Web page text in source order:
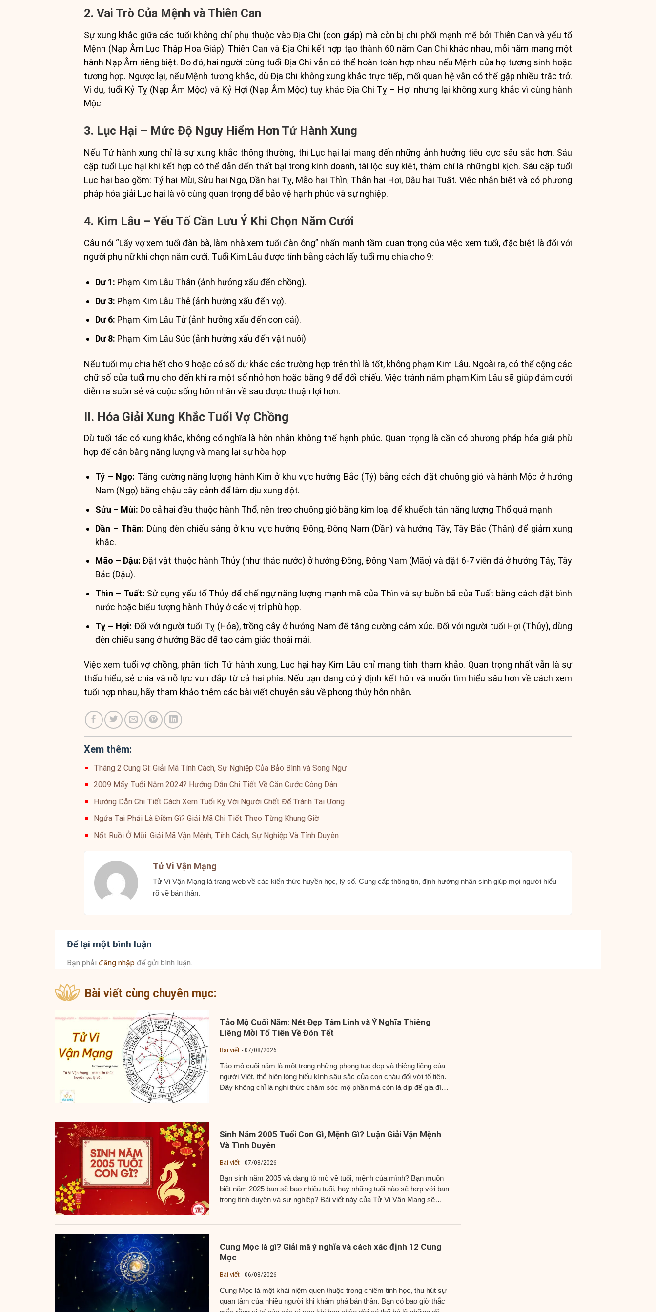
2. Vai Trò Của Mệnh và Thiên Can
Sự xung khắc giữa các tuổi không chỉ phụ thuộc vào Địa Chi (con giáp) mà còn bị chi phối mạnh mẽ bởi Thiên Can và yếu tố
Mệnh (Nạp Âm Lục Thập Hoa Giáp). Thiên Can và Địa Chi kết hợp tạo thành 60 năm Can Chi khác nhau, mỗi năm mang một
hành Nạp Âm riêng biệt. Do đó, hai người cùng tuổi Địa Chi vẫn có thể hoàn toàn hợp nhau nếu Mệnh của họ tương sinh hoặc
tương hợp. Ngược lại, nếu Mệnh tương khắc, dù Địa Chi không xung khắc trực tiếp, mối quan hệ vẫn có thể gặp nhiều trắc trở.
Ví dụ, tuổi Kỷ Tỵ (Nạp Âm Mộc) và Kỷ Hợi (Nạp Âm Mộc) tuy khác Địa Chi Tỵ – Hợi nhưng lại không xung khắc vì cùng hành
Mộc.
3. Lục Hại – Mức Độ Nguy Hiểm Hơn Tứ Hành Xung
Nếu Tứ hành xung chỉ là sự xung khắc thông thường, thì Lục hại lại mang đến những ảnh hưởng tiêu cực sâu sắc hơn. Sáu
cặp tuổi Lục hại khi kết hợp có thể dẫn đến thất bại trong kinh doanh, tài lộc suy kiệt, thậm chí là những bi kịch. Sáu cặp tuổi
Lục hại bao gồm: Tý hại Mùi, Sửu hại Ngọ, Dần hại Tỵ, Mão hại Thìn, Thân hại Hợi, Dậu hại Tuất. Việc nhận biết và có phương
pháp hóa giải Lục hại là vô cùng quan trọng để bảo vệ hạnh phúc và sự nghiệp.
4. Kim Lâu – Yếu Tố Cần Lưu Ý Khi Chọn Năm Cưới
Câu nói “Lấy vợ xem tuổi đàn bà, làm nhà xem tuổi đàn ông” nhấn mạnh tầm quan trọng của việc xem tuổi, đặc biệt là đối với
người phụ nữ khi chọn năm cưới. Tuổi Kim Lâu được tính bằng cách lấy tuổi mụ chia cho 9:
Dư 1: Phạm Kim Lâu Thân (ảnh hưởng xấu đến chồng).
Dư 3: Phạm Kim Lâu Thê (ảnh hưởng xấu đến vợ).
Dư 6: Phạm Kim Lâu Tử (ảnh hưởng xấu đến con cái).
Dư 8: Phạm Kim Lâu Súc (ảnh hưởng xấu đến vật nuôi).
Nếu tuổi mụ chia hết cho 9 hoặc có số dư khác các trường hợp trên thì là tốt, không phạm Kim Lâu. Ngoài ra, có thể cộng các
chữ số của tuổi mụ cho đến khi ra một số nhỏ hơn hoặc bằng 9 để đối chiếu. Việc tránh năm phạm Kim Lâu sẽ giúp đám cưới
diễn ra suôn sẻ và cuộc sống hôn nhân về sau được thuận lợi hơn.
II. Hóa Giải Xung Khắc Tuổi Vợ Chồng
Dù tuổi tác có xung khắc, không có nghĩa là hôn nhân không thể hạnh phúc. Quan trọng là cần có phương pháp hóa giải phù
hợp để cân bằng năng lượng và mang lại sự hòa hợp.
Tý – Ngọ: Tăng cường năng lượng hành Kim ở khu vực hướng Bắc (Tý) bằng cách đặt chuông gió và hành Mộc ở hướng
Nam (Ngọ) bằng chậu cây cảnh để làm dịu xung đột.
Sửu – Mùi: Do cả hai đều thuộc hành Thổ, nên treo chuông gió bằng kim loại để khuếch tán năng lượng Thổ quá mạnh.
Dần – Thân: Dùng đèn chiếu sáng ở khu vực hướng Đông, Đông Nam (Dần) và hướng Tây, Tây Bắc (Thân) để giảm xung
khắc.
Mão – Dậu: Đặt vật thuộc hành Thủy (như thác nước) ở hướng Đông, Đông Nam (Mão) và đặt 6-7 viên đá ở hướng Tây, Tây
Bắc (Dậu).
Thìn – Tuất: Sử dụng yếu tố Thủy để chế ngự năng lượng mạnh mẽ của Thìn và sự buồn bã của Tuất bằng cách đặt bình
nước hoặc biểu tượng hành Thủy ở các vị trí phù hợp.
Tỵ – Hợi: Đối với người tuổi Tỵ (Hỏa), trồng cây ở hướng Nam để tăng cường cảm xúc. Đối với người tuổi Hợi (Thủy), dùng
đèn chiếu sáng ở hướng Bắc để tạo cảm giác thoải mái.
Việc xem tuổi vợ chồng, phân tích Tứ hành xung, Lục hại hay Kim Lâu chỉ mang tính tham khảo. Quan trọng nhất vẫn là sự
thấu hiểu, sẻ chia và nỗ lực vun đắp từ cả hai phía. Nếu bạn đang có ý định kết hôn và muốn tìm hiểu sâu hơn về cách xem
tuổi hợp nhau, hãy tham khảo thêm các bài viết chuyên sâu về phong thủy hôn nhân.
Xem thêm:
Tháng 2 Cung Gì: Giải Mã Tính Cách, Sự Nghiệp Của Bảo Bình và Song Ngư
2009 Mấy Tuổi Năm 2024? Hướng Dẫn Chi Tiết Về Căn Cước Công Dân
Hướng Dẫn Chi Tiết Cách Xem Tuổi Kỵ Với Người Chết Để Tránh Tai Ương
Ngứa Tai Phải Là Điềm Gì? Giải Mã Chi Tiết Theo Từng Khung Giờ
Nốt Ruồi Ở Mũi: Giải Mã Vận Mệnh, Tính Cách, Sự Nghiệp Và Tình Duyên
Tử Vi Vận Mạng
Tử Vi Vận Mạng là trang web về các kiến thức huyền học, lý số. Cung cấp thông tin, định hướng nhân sinh giúp mọi người hiểu
rõ về bản thân.
Để lại một bình luận
Bạn phải đăng nhập để gửi bình luận.
Bài viết cùng chuyên mục:
Tảo Mộ Cuối Năm: Nét Đẹp Tâm Linh và Ý Nghĩa Thiêng
Liêng Mời Tổ Tiên Về Đón Tết
Bài viết 07/08/2026
Tảo mộ cuối năm là một trong những phong tục đẹp và thiêng liêng của
người Việt, thể hiện lòng hiếu kính sâu sắc của con cháu đối với tổ tiên.
Đây không chỉ là nghi thức chăm sóc mộ phần mà còn là dịp để gia đình
Sinh Năm 2005 Tuổi Con Gì, Mệnh Gì? Luận Giải Vận Mệnh
Và Tình Duyên
Bài viết 07/08/2026
Bạn sinh năm 2005 và đang tò mò về tuổi, mệnh của mình? Bạn muốn
biết năm 2025 bạn sẽ bao nhiêu tuổi, hay những tuổi nào sẽ hợp với bạn
trong tình duyên và sự nghiệp? Bài viết này của Tử Vi Vận Mạng sẽ
Cung Mọc là gì? Giải mã ý nghĩa và cách xác định 12 Cung
Mọc
Bài viết 06/08/2026
Cung Mọc là một khái niệm quen thuộc trong chiêm tinh học, thu hút sự
quan tâm của nhiều người khi khám phá bản thân. Bạn có bao giờ thắc